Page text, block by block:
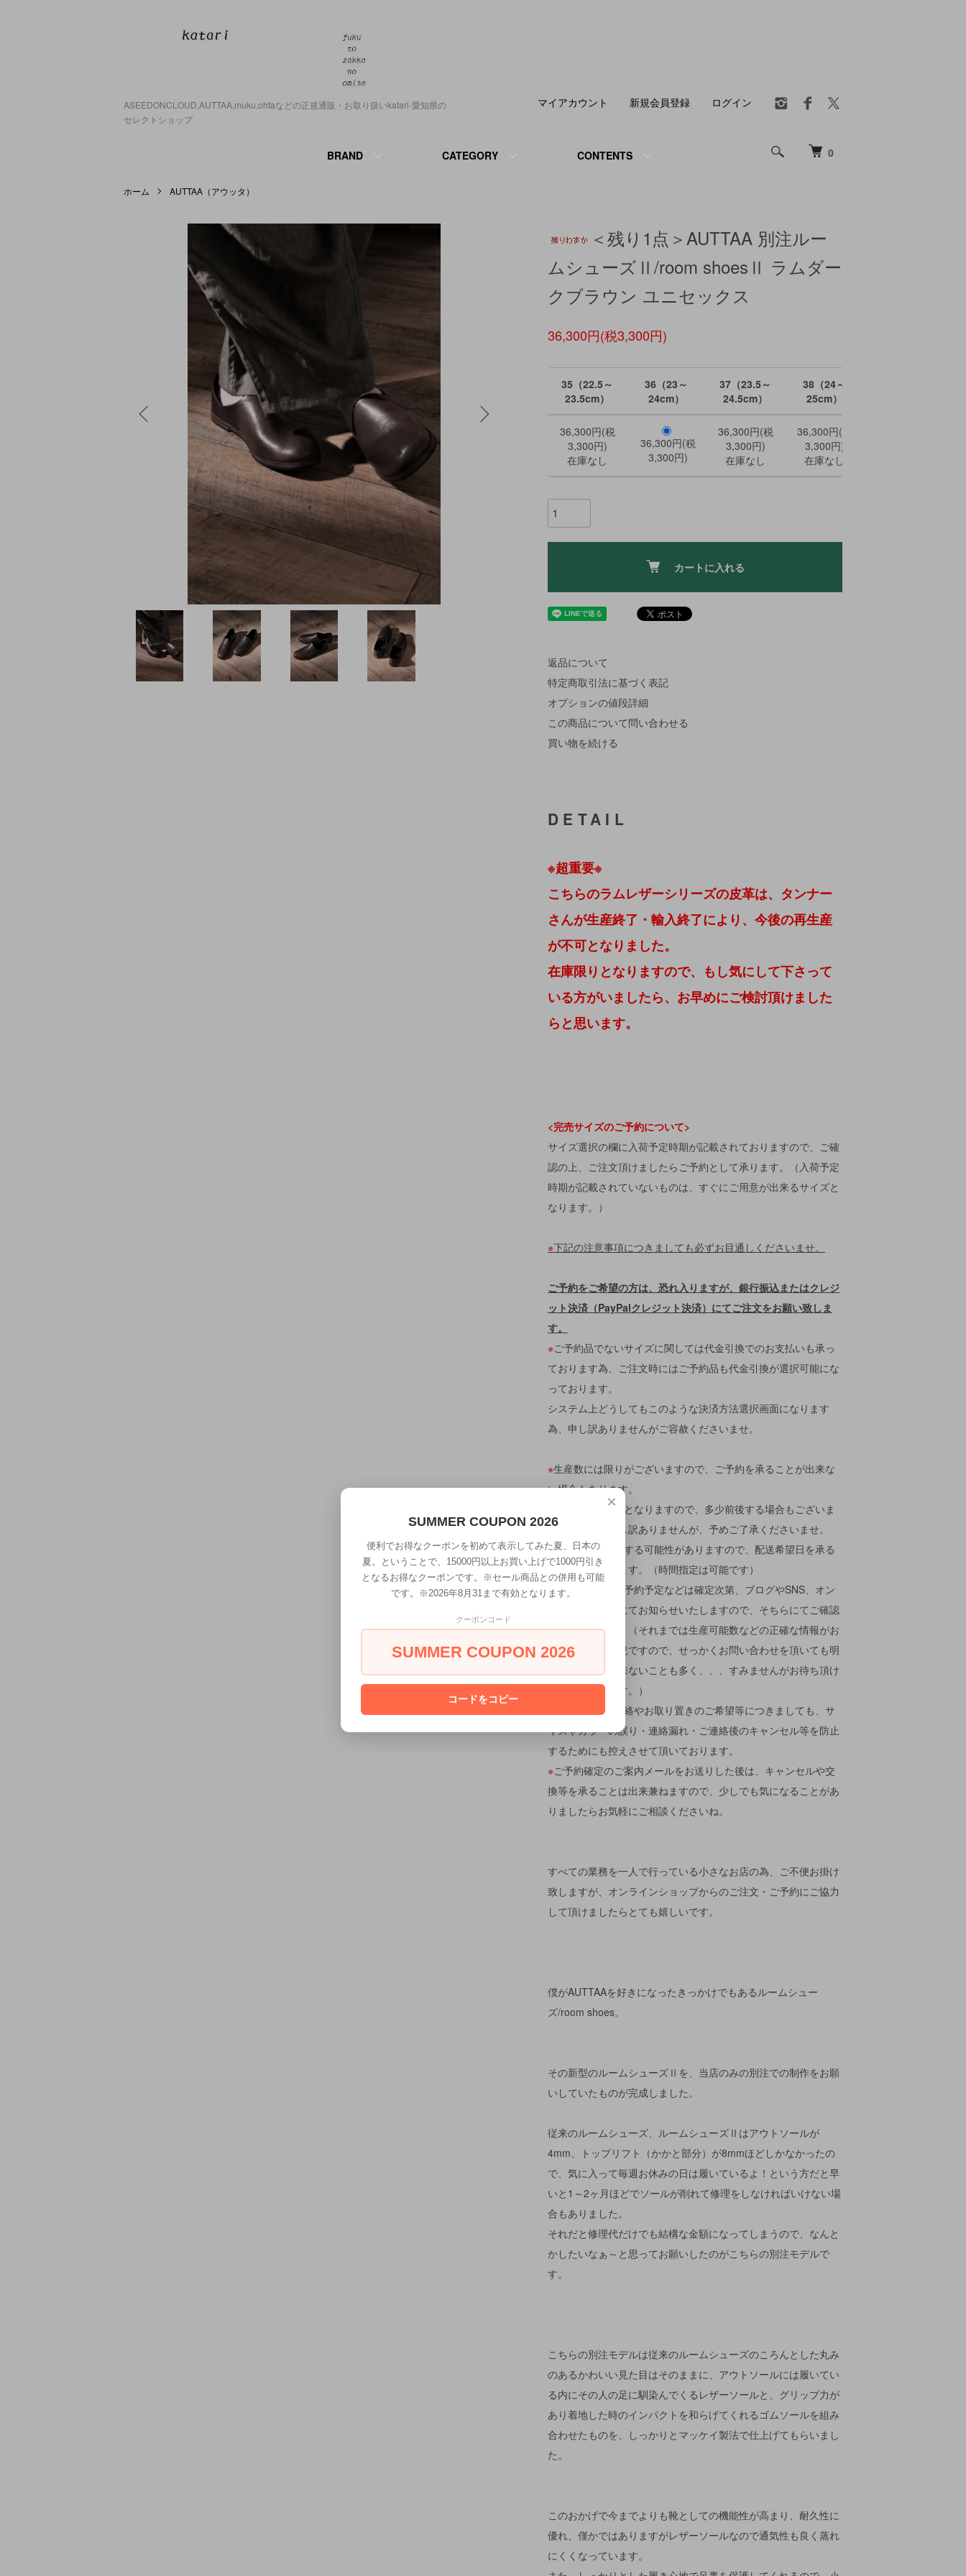
ASEEDONCLOUD,AUTTAA,muku,ohtaなどの正規通販・お取り扱いkatari-愛知県の
セレクトショップ
0
BRAND CATEGORY CONTENTS
マイアカウント 新規会員登録 ログイン
ホーム AUTTAA（アウッタ）
＜残り1点＞AUTTAA 別注ルー
ムシューズⅡ/room shoesⅡ ラムダー
クブラウン ユニセックス
36,300円(税3,300円)
35（22.5～
23.5cm）
36（23～
24cm）
37（23.5～
24.5cm）
38（24～
25cm）
36,300円(税
3,300円)
在庫なし
36,300円(税
3,300円)
36,300円(税
3,300円)
在庫なし
36,300円(税
3,300円)
在庫なし
カートに入れる
返品について
特定商取引法に基づく表記
オプションの値段詳細
この商品について問い合わせる
買い物を続ける
DETAIL
※超重要※
こちらのラムレザーシリーズの皮革は、タンナー
さんが生産終了・輸入終了により、今後の再生産
が不可となりました。
在庫限りとなりますので、もし気にして下さって
いる方がいましたら、お早めにご検討頂けました
らと思います。
<完売サイズのご予約について>
サイズ選択の欄に入荷予定時期が記載されておりますので、ご確
認の上、ご注文頂けましたらご予約として承ります。（入荷予定
時期が記載されていないものは、すぐにご用意が出来るサイズと
なります。）
※下記の注意事項につきましても必ずお目通しくださいませ。
ご予約をご希望の方は、恐れ入りますが、銀行振込またはクレジ
ット決済（PayPalクレジット決済）にてご注文をお願い致しま
す。
※ご予約品でないサイズに関しては代金引換でのお支払いも承っ
ております為、ご注文時にはご予約品も代金引換が選択可能にな
っております。
システム上どうしてもこのような決済方法選択画面になります
為、申し訳ありませんがご容赦くださいませ。
※生産数には限りがございますので、ご予約を承ることが出来な
い場合もあります。
入荷時期は目安となりますので、多少前後する場合もございま
す。その際は申し訳ありませんが、予めご了承くださいませ。
※入荷時期が前後する可能性がありますので、配送希望日を承る
ことは出来兼ねます。（時間指定は可能です）
※次回の入荷・ご予約予定などは確定次第、ブログやSNS、オン
ラインショップにてお知らせいたしますので、そちらにてご確認
お願い致します。（それまでは生産可能数などの正確な情報がお
伝えできない状況ですので、せっかくお問い合わせを頂いても明
確なお返事が出来ないことも多く、、、すみませんがお待ち頂け
ましたら幸いです。）
個別での入荷連絡やお取り置きのご希望等につきましても、サ
イズやカラーの誤り・連絡漏れ・ご連絡後のキャンセル等を防止
するためにも控えさせて頂いております。
※ご予約確定のご案内メールをお送りした後は、キャンセルや交
換等を承ることは出来兼ねますので、少しでも気になることがあ
りましたらお気軽にご相談くださいね。
すべての業務を一人で行っている小さなお店の為、ご不便お掛け
致しますが、オンラインショップからのご注文・ご予約にご協力
して頂けましたらとても嬉しいです。
僕がAUTTAAを好きになったきっかけでもあるルームシュー
ズ/room shoes。
その新型のルームシューズⅡを、当店のみの別注での制作をお願
いしていたものが完成しました。
従来のルームシューズ、ルームシューズⅡはアウトソールが
4mm、トップリフト（かかと部分）が8mmほどしかなかったの
で、気に入って毎週お休みの日は履いているよ！という方だと早
いと1～2ヶ月ほどでソールが削れて修理をしなければいけない場
合もありました。
それだと修理代だけでも結構な金額になってしまうので、なんと
かしたいなぁ～と思ってお願いしたのがこちらの別注モデルで
す。
こちらの別注モデルは従来のルームシューズのころんとした丸み
のあるかわいい見た目はそのままに、アウトソールには履いてい
る内にその人の足に馴染んでくるレザーソールと、グリップ力が
あり着地した時のインパクトを和らげてくれるゴムソールを組み
合わせたものを、しっかりとマッケイ製法で仕上げてもらいまし
た。
このおかげで今までよりも靴としての機能性が高まり、耐久性に
優れ、僅かではありますがレザーソールなので通気性も良く蒸れ
にくくなっています。
×
SUMMER COUPON 2026
便利でお得なクーポンを初めて表示してみた夏、日本の
夏。ということで、15000円以上お買い上げで1000円引き
となるお得なクーポンです。※セール商品との併用も可能
です。※2026年8月31まで有効となります。
クーポンコード
SUMMER COUPON 2026
コードをコピー